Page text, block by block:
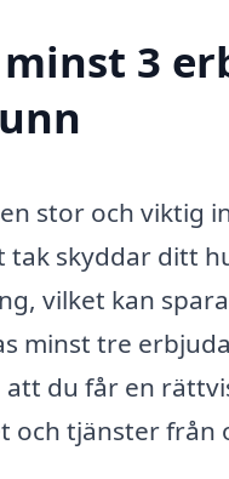
3
stor och viktig
skyddar ditt
vilket kan
minst tre
att du får en
och tjänster från